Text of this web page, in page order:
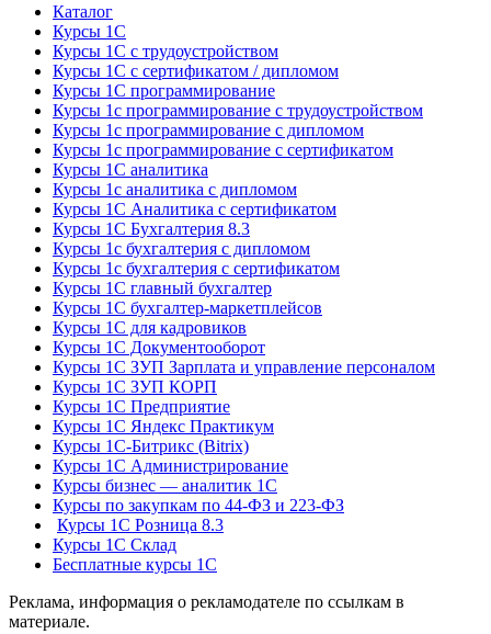
Каталог
Курсы 1С
Курсы 1С с трудоустройством
Курсы 1С с сертификатом / дипломом
Курсы 1С программирование
Курсы 1с программирование с трудоустройством
Курсы 1с программирование с дипломом
Курсы 1с программирование с сертификатом
Курсы 1С аналитика
Курсы 1с аналитика с дипломом
Курсы 1С Аналитика с сертификатом
Курсы 1С Бухгалтерия 8.3
Курсы 1с бухгалтерия с дипломом
Курсы 1с бухгалтерия с сертификатом
Курсы 1С главный бухгалтер
Курсы 1С бухгалтер-маркетплейсов
Курсы 1С для кадровиков
Курсы 1С Документооборот
Курсы 1С ЗУП Зарплата и управление персоналом
Курсы 1С ЗУП КОРП
Курсы 1С Предприятие
Курсы 1С Яндекс Практикум
Курсы 1С-Битрикс (Bitrix)
Курсы 1С Администрирование
Курсы бизнес — аналитик 1С
Курсы по закупкам по 44‑ФЗ и 223‑ФЗ
Курсы 1С Розница 8.3
Курсы 1С Склад
Бесплатные курсы 1С
Реклама, информация о рекламодателе по ссылкам в
материале.